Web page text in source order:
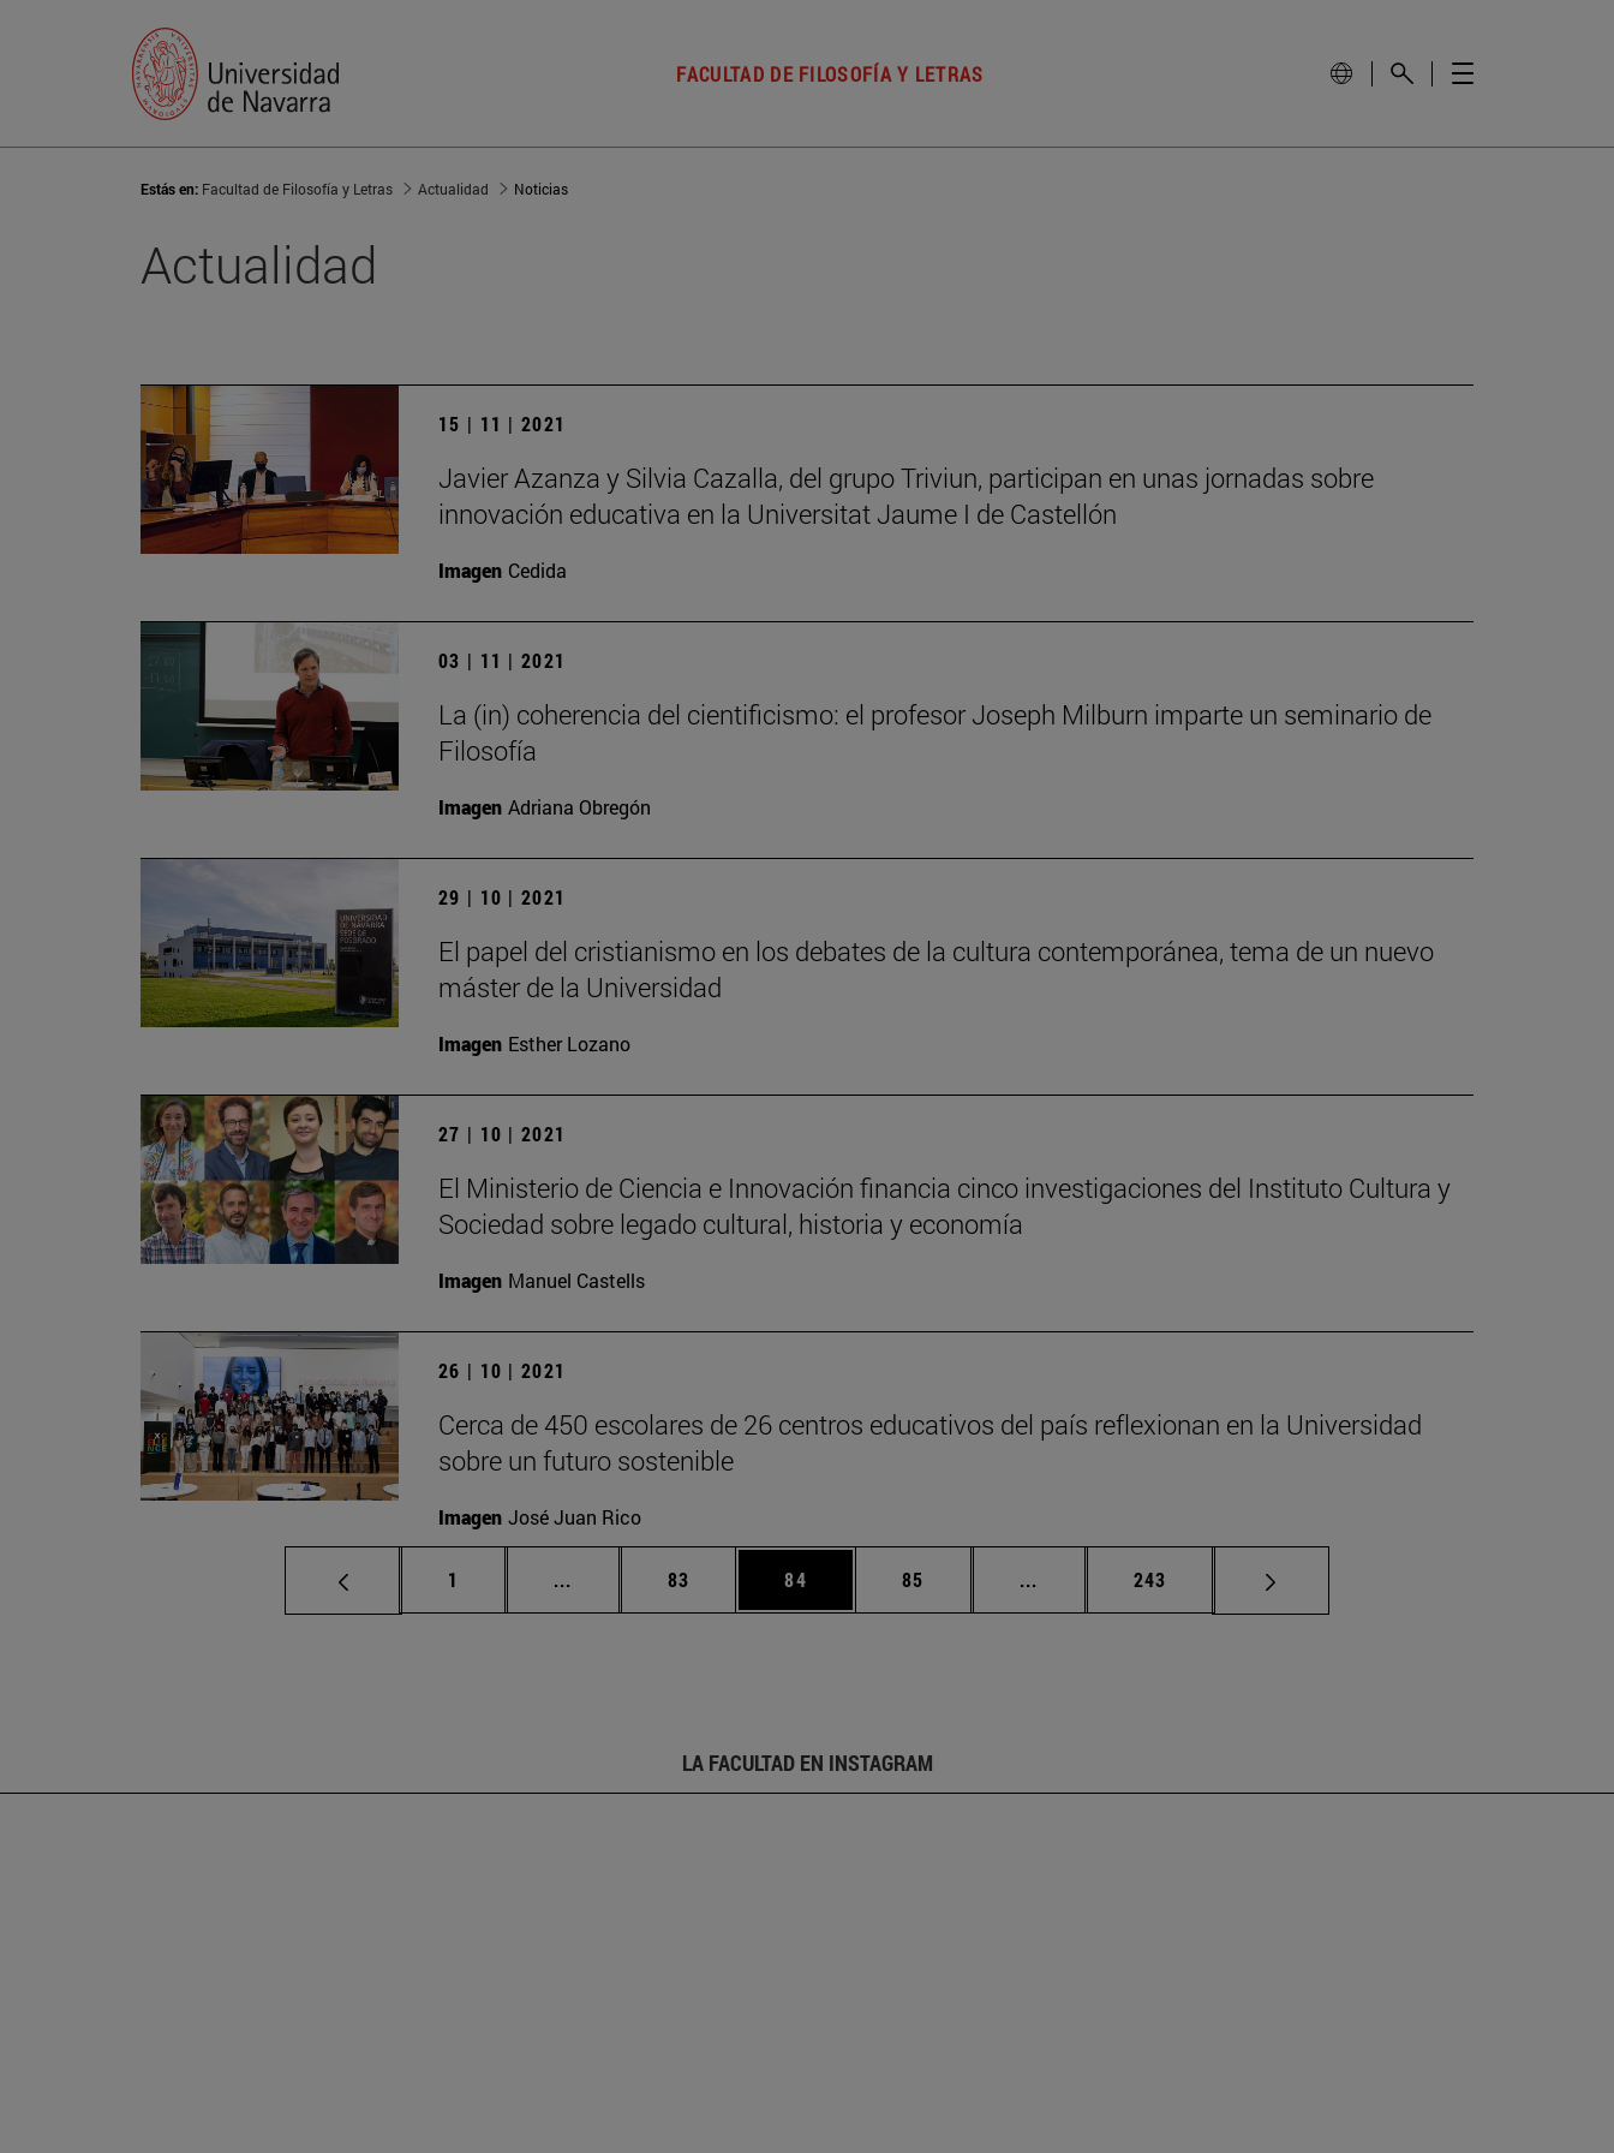
FACULTAD DE FILOSOFÍA Y LETRAS
Estás en: Facultad de Filosofía y Letras Actualidad Noticias
Actualidad
15 | 11 | 2021
Javier Azanza y Silvia Cazalla, del grupo Triviun, participan en unas jornadas sobre
innovación educativa en la Universitat Jaume I de Castellón
Imagen Cedida
03 | 11 | 2021
La (in) coherencia del cientificismo: el profesor Joseph Milburn imparte un seminario de
Filosofía
Imagen Adriana Obregón
29 | 10 | 2021
El papel del cristianismo en los debates de la cultura contemporánea, tema de un nuevo
máster de la Universidad
Imagen Esther Lozano
27 | 10 | 2021
El Ministerio de Ciencia e Innovación financia cinco investigaciones del Instituto Cultura y
Sociedad sobre legado cultural, historia y economía
Imagen Manuel Castells
26 | 10 | 2021
Cerca de 450 escolares de 26 centros educativos del país reflexionan en la Universidad
sobre un futuro sostenible
Imagen José Juan Rico
Página
1 ... Páginas intermedias Use TAB para desplazarse.
Página
83 Página
84 Página
85 ... Páginas intermedias Use TAB para desplazarse.
Página
243
LA FACULTAD EN INSTAGRAM